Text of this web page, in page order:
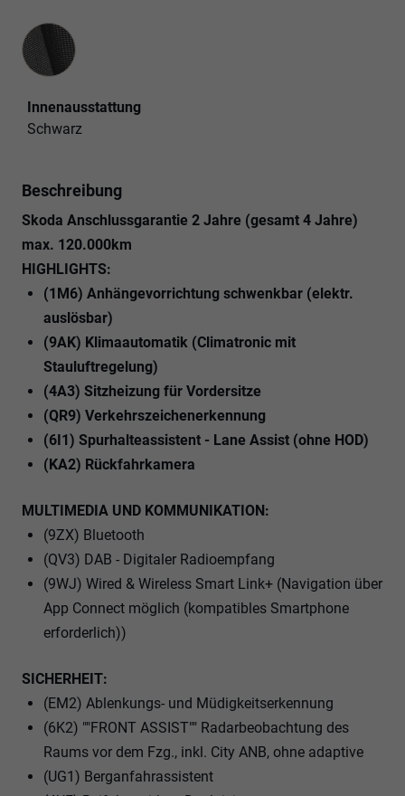
Innenausstattung
Innenausstattung
Schwarz
Beschreibung
Skoda Anschlussgarantie 2 Jahre (gesamt 4 Jahre)
max. 120.000km
HIGHLIGHTS:
(1M6) Anhängevorrichtung schwenkbar (elektr.
auslösbar)
(9AK) Klimaautomatik (Climatronic mit
Stauluftregelung)
(4A3) Sitzheizung für Vordersitze
(QR9) Verkehrszeichenerkennung
(6I1) Spurhalteassistent - Lane Assist (ohne HOD)
(KA2) Rückfahrkamera
MULTIMEDIA UND KOMMUNIKATION:
(9ZX) Bluetooth
(QV3) DAB - Digitaler Radioempfang
(9WJ) Wired & Wireless Smart Link+ (Navigation über
App Connect möglich (kompatibles Smartphone
erforderlich))
SICHERHEIT:
(EM2) Ablenkungs- und Müdigkeitserkennung
(6K2) ""FRONT ASSIST"" Radarbeobachtung des
Raums vor dem Fzg., inkl. City ANB, ohne adaptive
(UG1) Berganfahrassistent